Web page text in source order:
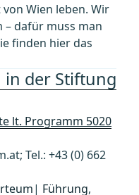
Wien leben. Wir
– dafür muss man
finden hier das
in der Stiftung
lt. Programm 5020
Tel.: +43 (0) 662
| Führung,